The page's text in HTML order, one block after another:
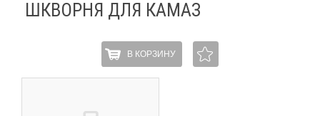
ШКВОРНЯ ДЛЯ КАМАЗ
В КОРЗИНУ